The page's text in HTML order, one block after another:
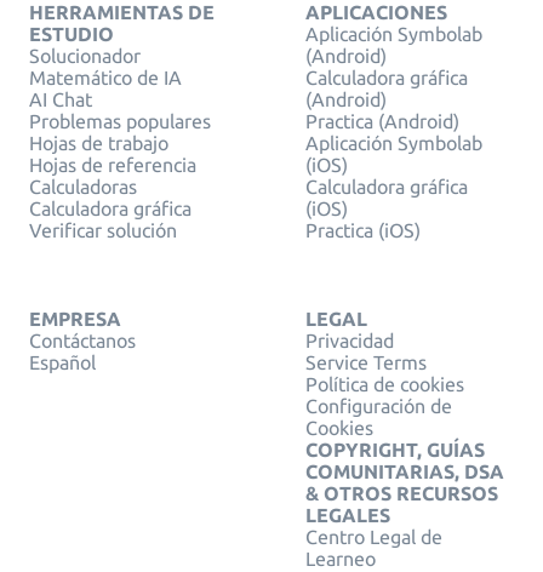
HERRAMIENTAS DE
ESTUDIO
Solucionador
Matemático de IA
AI Chat
Problemas populares
Hojas de trabajo
Hojas de referencia
Calculadoras
Calculadora gráfica
Verificar solución
APLICACIONES
Aplicación Symbolab
(Android)
Calculadora gráfica
(Android)
Practica (Android)
Aplicación Symbolab
(iOS)
Calculadora gráfica
(iOS)
Practica (iOS)
EMPRESA
Contáctanos
Español
LEGAL
Privacidad
Service Terms
Política de cookies
Configuración de
Cookies
COPYRIGHT, GUÍAS
COMUNITARIAS, DSA
& OTROS RECURSOS
LEGALES
Centro Legal de
Learneo